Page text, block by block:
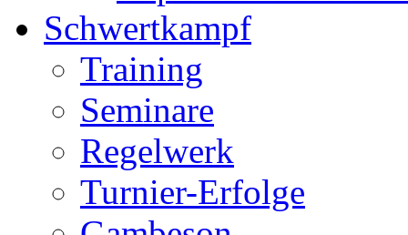
Schwertkampf
Training
Seminare
Regelwerk
Turnier-Erfolge